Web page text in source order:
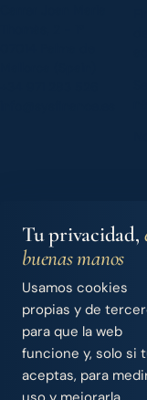
© 2026 Iberian Finance
SYS Finance ·
España D744
Aviso legal
Handcrafted byPunk
Tu privacidad,
buenas manos
Usamos cookies
propias y de
para que la web
funcione y, solo si
aceptas, para